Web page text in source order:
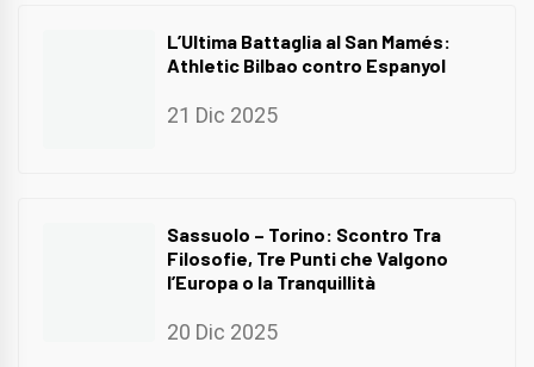
L’Ultima Battaglia al San Mamés:
Athletic Bilbao contro Espanyol
21 Dic 2025
Sassuolo – Torino: Scontro Tra
Filosofie, Tre Punti che Valgono
l’Europa o la Tranquillità
20 Dic 2025